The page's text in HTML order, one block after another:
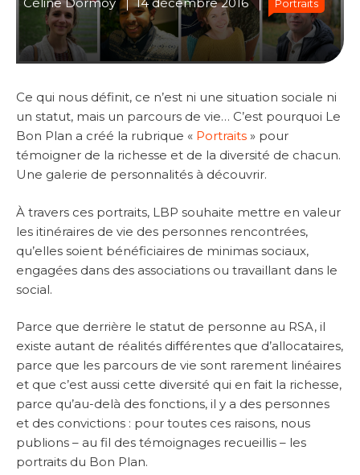
Céline Dormoy 14 décembre 2016 Portraits
Ce qui nous définit, ce n’est ni une situation sociale ni
un statut, mais un parcours de vie… C’est pourquoi Le
Bon Plan a créé la rubrique « Portraits » pour
témoigner de la richesse et de la diversité de chacun.
Une galerie de personnalités à découvrir.
À travers ces portraits, LBP souhaite mettre en valeur
les itinéraires de vie des personnes rencontrées,
qu’elles soient bénéficiaires de minimas sociaux,
engagées dans des associations ou travaillant dans le
social.
Parce que derrière le statut de personne au RSA, il
existe autant de réalités différentes que d’allocataires,
parce que les parcours de vie sont rarement linéaires
et que c’est aussi cette diversité qui en fait la richesse,
parce qu’au-delà des fonctions, il y a des personnes
et des convictions : pour toutes ces raisons, nous
publions – au fil des témoignages recueillis – les
portraits du Bon Plan.